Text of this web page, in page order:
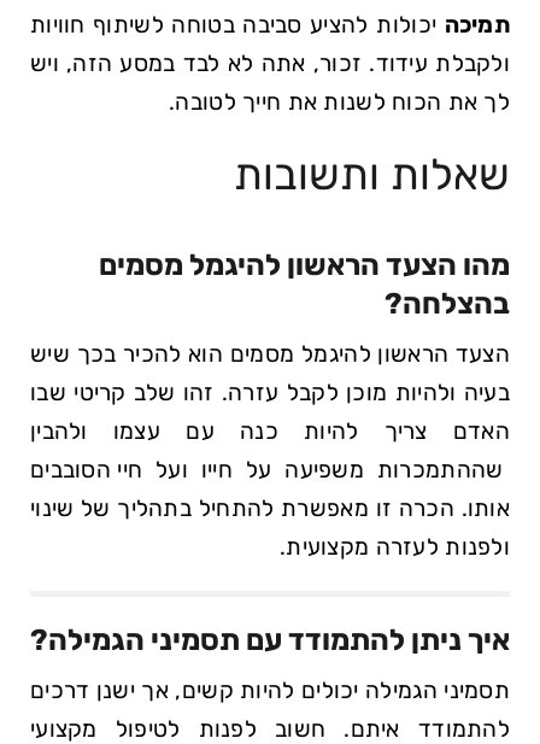
תמיכה יכולות⁣ להציע ‌סביבה בטוחה לשיתוף חוויות
ולקבלת עידוד. זכור, אתה לא לבד במסע הזה, ויש
לך את הכוח לשנות את חייך ‍לטובה.
שאלות ‍ותשובות
מהו⁤ הצעד ⁢הראשון להיגמל ⁢מסמים
בהצלחה?
הצעד הראשון להיגמל ⁤מסמים הוא להכיר בכך​ שיש
בעיה​ ולהיות מוכן ​לקבל עזרה. זהו שלב ⁤קריטי שבו
האדם צריך להיות כנה עם ⁣עצמו‌ ולהבין
‍שההתמכרות משפיעה על חייו ועל חיי ‍הסובבים
אותו. ‍הכרה זו מאפשרת להתחיל בתהליך של שינוי
ולפנות לעזרה מקצועית.
איך ניתן⁣ להתמודד עם תסמיני הגמילה?
תסמיני הגמילה יכולים להיות קשים, אך ישנן דרכים
להתמודד⁤ איתם. חשוב לפנות לטיפול מקצועי